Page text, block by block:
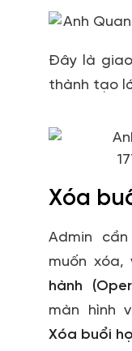
Đây là
thành tạo
Xóa
Admin
muốn xóa,
hành
màn hình
Xóa buổi